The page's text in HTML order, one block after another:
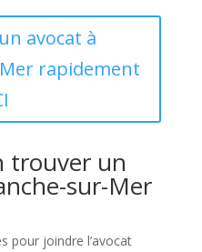
avocat à
rapidement
trouver un
sur-Mer
pour joindre l’avocat